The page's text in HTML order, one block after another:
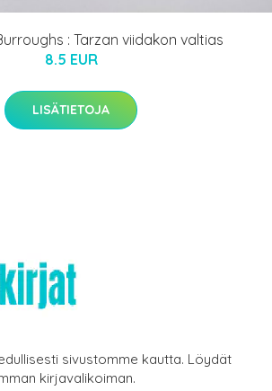
: Tarzan viidakon valtias
8.5 EUR
LISÄTIETOJA
sivustomme kautta. Löydät
kirjavalikoiman.